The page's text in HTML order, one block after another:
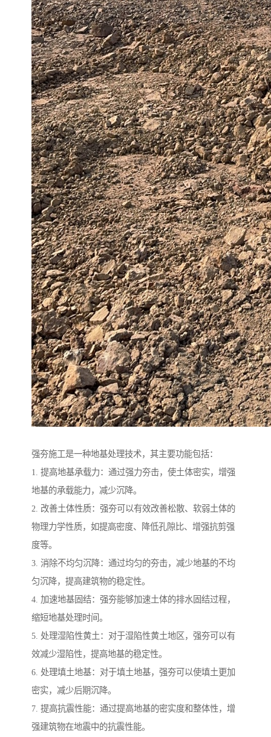
强夯施工是一种地基处理技术，其主要功能包括：
1. 提高地基承载力：通过强力夯击，使土体密实，增强
地基的承载能力，减少沉降。
2. 改善土体性质：强夯可以有效改善松散、软弱土体的
物理力学性质，如提高密度、降低孔隙比、增强抗剪强
度等。
3. 消除不均匀沉降：通过均匀的夯击，减少地基的不均
匀沉降，提高建筑物的稳定性。
4. 加速地基固结：强夯能够加速土体的排水固结过程，
缩短地基处理时间。
5. 处理湿陷性黄土：对于湿陷性黄土地区，强夯可以有
效减少湿陷性，提高地基的稳定性。
6. 处理填土地基：对于填土地基，强夯可以使填土更加
密实，减少后期沉降。
7. 提高抗震性能：通过提高地基的密实度和整体性，增
强建筑物在地震中的抗震性能。